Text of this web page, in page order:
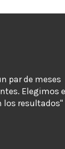
par de meses
Elegimos
los resultados"